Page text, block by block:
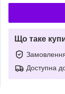
Що таке
Доступна